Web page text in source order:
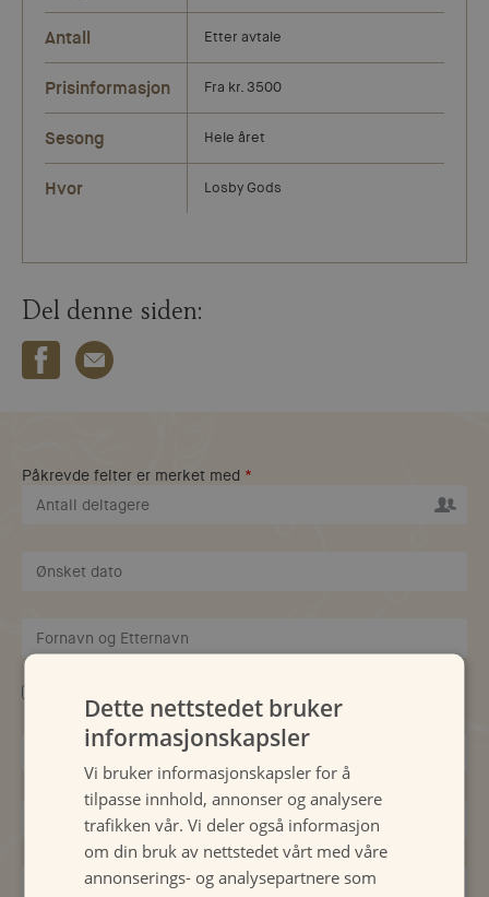
Antall Etter avtale
Prisinformasjon Fra kr. 3500
Sesong Hele året
Hvor Losby Gods
Del denne siden:
Påkrevde felter er merket med *
Dette nettstedet bruker
informasjonskapsler
Vi bruker informasjonskapsler for å
tilpasse innhold, annonser og analysere
trafikken vår. Vi deler også informasjon
om din bruk av nettstedet vårt med våre
annonserings- og analysepartnere som